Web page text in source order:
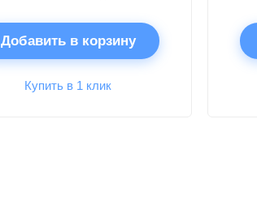
Добавить в корзину
Купить в 1 клик